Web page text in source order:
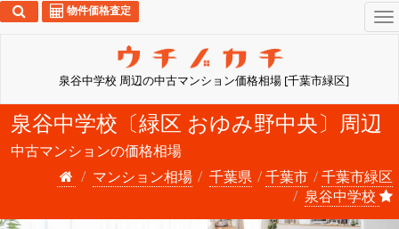
泉谷中学校 周辺の中古マンション価格相場 [千葉市緑区]
物件価格査定
泉谷中学校〔緑区 おゆみ野中央〕周辺
中古マンションの価格相場
マンション相場
千葉県 千葉市
千葉市緑区
泉谷中学校